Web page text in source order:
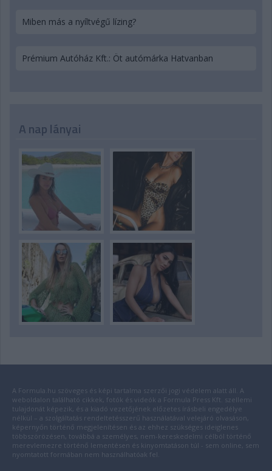
Miben más a nyíltvégű lízing?
Prémium Autóház Kft.: Öt autómárka Hatvanban
A nap lányai
A Formula.hu szöveges és képi tartalma szerzői jogi védelem alatt áll. A
weboldalon található cikkek, fotók és videók a Formula Press Kft. szellemi
tulajdonát képezik, és a kiadó vezetőjének előzetes írásbeli engedélye
nélkül – a szolgáltatás rendeltetésszerű használatával velejáró olvasáson,
képernyőn történő megjelenítésen és az ehhez szükséges ideiglenes
többszörözésen, továbbá a személyes, nem-kereskedelmi célból történő
merevlemezre történő lementésen és kinyomtatáson túl - sem online, sem
nyomtatott formában nem használhatóak fel.